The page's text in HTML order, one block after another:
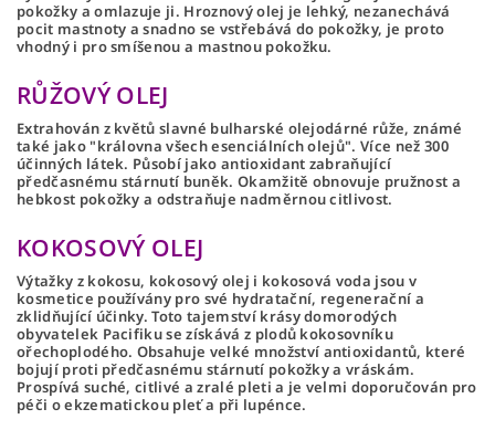
pokožky a omlazuje ji. Hroznový olej je lehký, nezanechává
pocit mastnoty a snadno se vstřebává do pokožky, je proto
vhodný i pro smíšenou a mastnou pokožku.
RŮŽOVÝ OLEJ
Extrahován z květů slavné bulharské olejodárné růže, známé
také jako "královna všech esenciálních olejů".Více než 300
účinných látek. Působí jako antioxidant zabraňující
předčasnému stárnutí buněk. Okamžitě obnovuje pružnost a
hebkost pokožky a odstraňuje nadměrnou citlivost.
KOKOSOVÝ OLEJ
Výtažky z kokosu, kokosový olej i kokosová voda jsou v
kosmetice používány pro své hydratační, regenerační a
zklidňující účinky. Toto tajemství krásy domorodých
obyvatelek Pacifiku se získává z plodů kokosovníku
ořechoplodého. Obsahuje velké množství antioxidantů, které
bojují proti předčasnému stárnutí pokožky a vráskám.
Prospívá suché, citlivé a zralé pleti a je velmi doporučován pro
péči o ekzematickou pleť a při lupénce.